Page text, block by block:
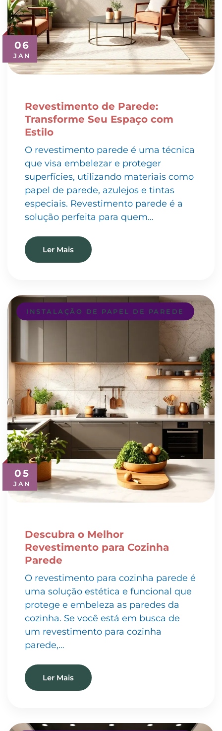
06
JAN
Revestimento de Parede:
Transforme Seu Espaço com
Estilo
O revestimento parede é uma técnica
que visa embelezar e proteger
superfícies, utilizando materiais como
papel de parede, azulejos e tintas
especiais. Revestimento parede é a
solução perfeita para quem…
Ler Mais
05
JAN
INSTALAÇÃO DE PAPEL DE PAREDE
Descubra o Melhor
Revestimento para Cozinha
Parede
O revestimento para cozinha parede é
uma solução estética e funcional que
protege e embeleza as paredes da
cozinha. Se você está em busca de
um revestimento para cozinha
parede,…
Ler Mais